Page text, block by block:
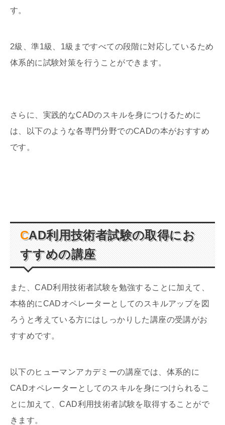
す。
2級、準1級、1級まですべての段階に対応しているため
体系的に試験対策を行うことができます。
さらに、実践的なCADのスキルを身につけるために
は、以下のような各専門分野でのCADの本がおすすめ
です。
CAD利用技術者試験の取得にお
すすめの講座
また、CAD利用技術者試験を勉強することに加えて、
本格的にCADオペレーターとしてのスキルアップを図
ろうと考えている方にはしっかりした講座の受講がお
すすめです。
以下のヒューマンアカデミーの講座では、体系的に
CADオペレーターとしてのスキルを身につけられるこ
とに加えて、CAD利用技術者試験を取得することがで
きます。